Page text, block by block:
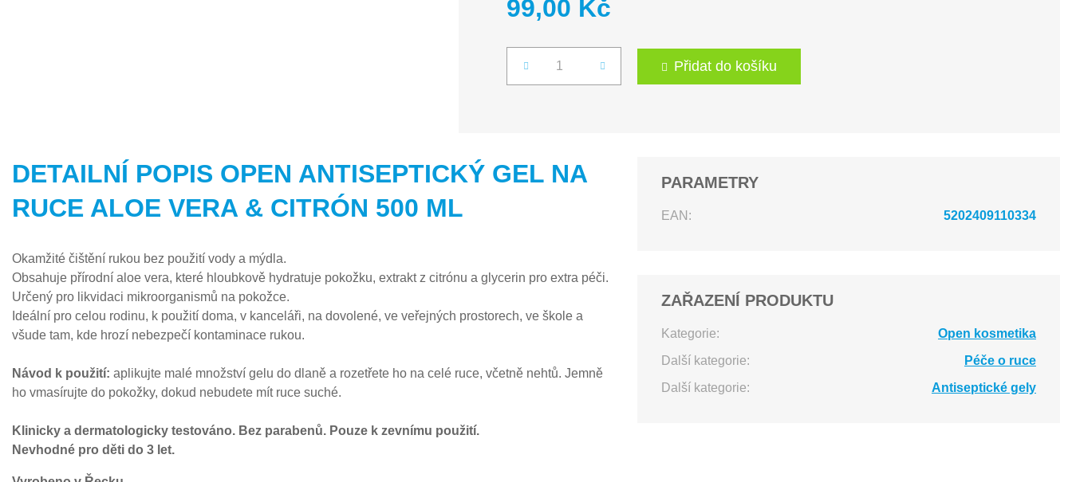
99,00 Kč
Počet Přidat do košíku
DETAILNÍ POPIS OPEN ANTISEPTICKÝ GEL NA
RUCE ALOE VERA & CITRÓN 500 ML
Okamžité čištění rukou bez použití vody a mýdla.
Obsahuje přírodní aloe vera, které hloubkově hydratuje pokožku, extrakt z citrónu a glycerin pro extra péči.
Určený pro likvidaci mikroorganismů na pokožce.
Ideální pro celou rodinu, k použití doma, v kanceláři, na dovolené, ve veřejných prostorech, ve škole a
všude tam, kde hrozí nebezpečí kontaminace rukou.
Návod k použití: aplikujte malé množství gelu do dlaně a rozetřete ho na celé ruce, včetně nehtů. Jemně
ho vmasírujte do pokožky, dokud nebudete mít ruce suché.
Klinicky a dermatologicky testováno. Bez parabenů. Pouze k zevnímu použití.
Nevhodné pro děti do 3 let.
PARAMETRY
EAN: 5202409110334
ZAŘAZENÍ PRODUKTU
Kategorie:
Open kosmetika
Další kategorie:
Péče o ruce
Další kategorie:
Antiseptické gely